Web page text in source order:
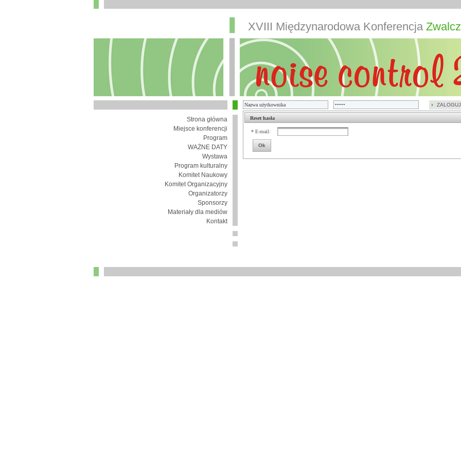
ZALOGUJ
XVIII Międzynarodowa Konferencja
Strona główna
Miejsce konferencji
Program
WAŻNE DATY
Wystawa
Program kulturalny
Komitet Naukowy
Komitet Organizacyjny
Organizatorzy
Sponsorzy
Materiały dla mediów
Kontakt
Reset hasła
* E-mail:
Ok